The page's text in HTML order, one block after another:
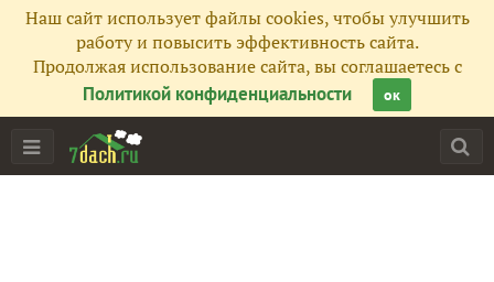
Наш сайт использует файлы cookies, чтобы улучшить
работу и повысить эффективность сайта.
Продолжая использование сайта, вы соглашаетесь с
Политикой конфиденциальности
ок